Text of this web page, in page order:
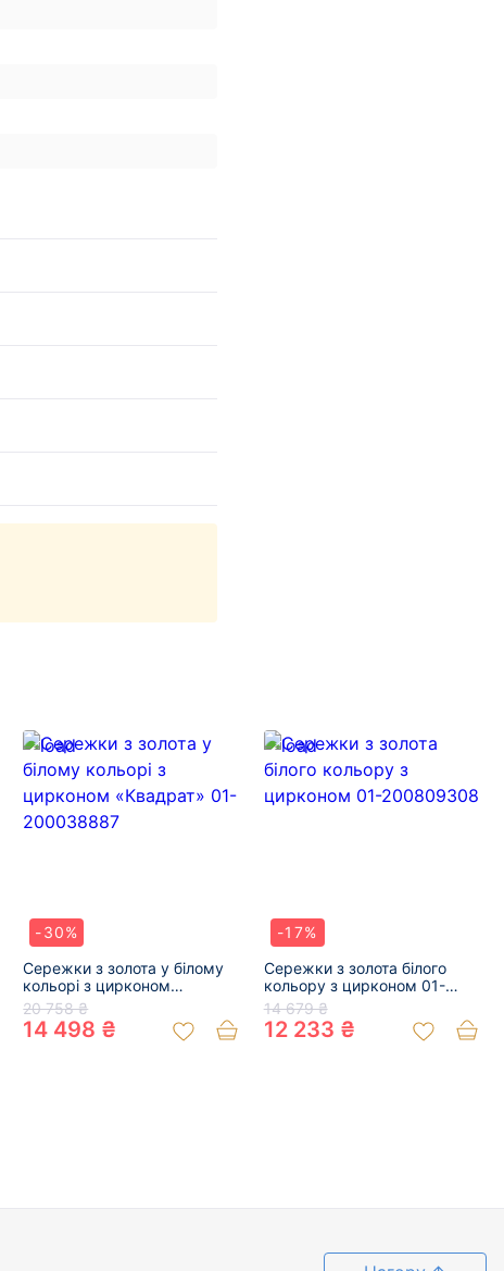
-30%
Сережки з золота у білому
кольорі з цирконом
«Квадрат» 01-200038887
20 758 ₴
14 498 ₴
-17%
Сережки з золота білого
кольору з цирконом 01-
200809308
14 679 ₴
12 233 ₴